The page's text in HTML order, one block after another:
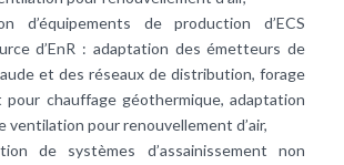
d’équipements deproduction d’ECS
d’EnR : adaptation des émetteurs de
et des réseaux de distribution, forage
pour chauffage géothermique, adaptation
ventilation pour renouvellement d’air,
de systèmes d’assainissement non